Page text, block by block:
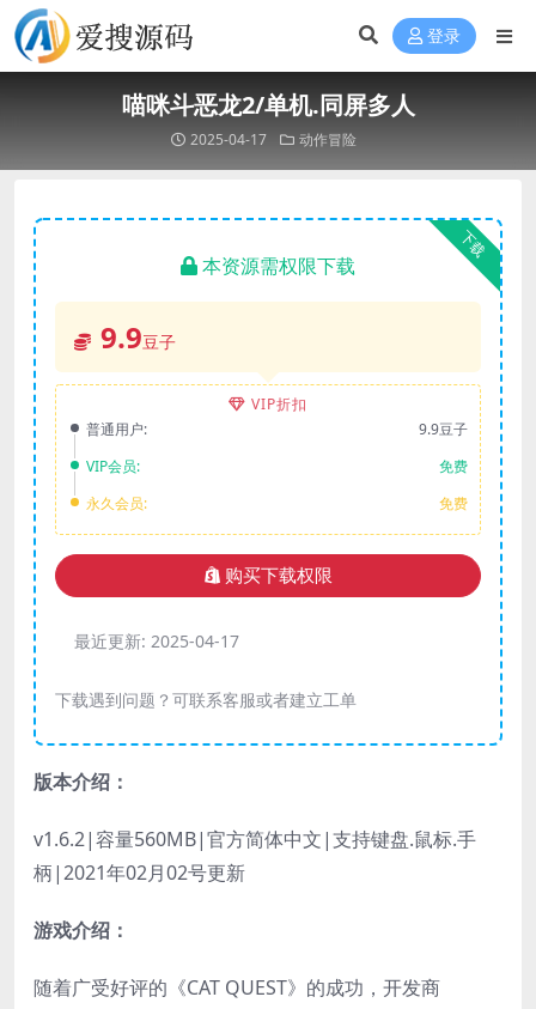
登录
喵咪斗恶龙2/单机.同屏多人
2025-04-17 动作冒险
下载
本资源需权限下载
9.9豆子
VIP折扣
普通用户:
9.9豆子
VIP会员:
免费
永久会员:
免费
购买下载权限
最近更新: 2025-04-17
下载遇到问题？可联系客服或者建立工单
版本介绍：
v1.6.2|容量560MB|官方简体中文|支持键盘.鼠标.手
柄|2021年02月02号更新
游戏介绍：
随着广受好评的《CAT QUEST》的成功，开发商